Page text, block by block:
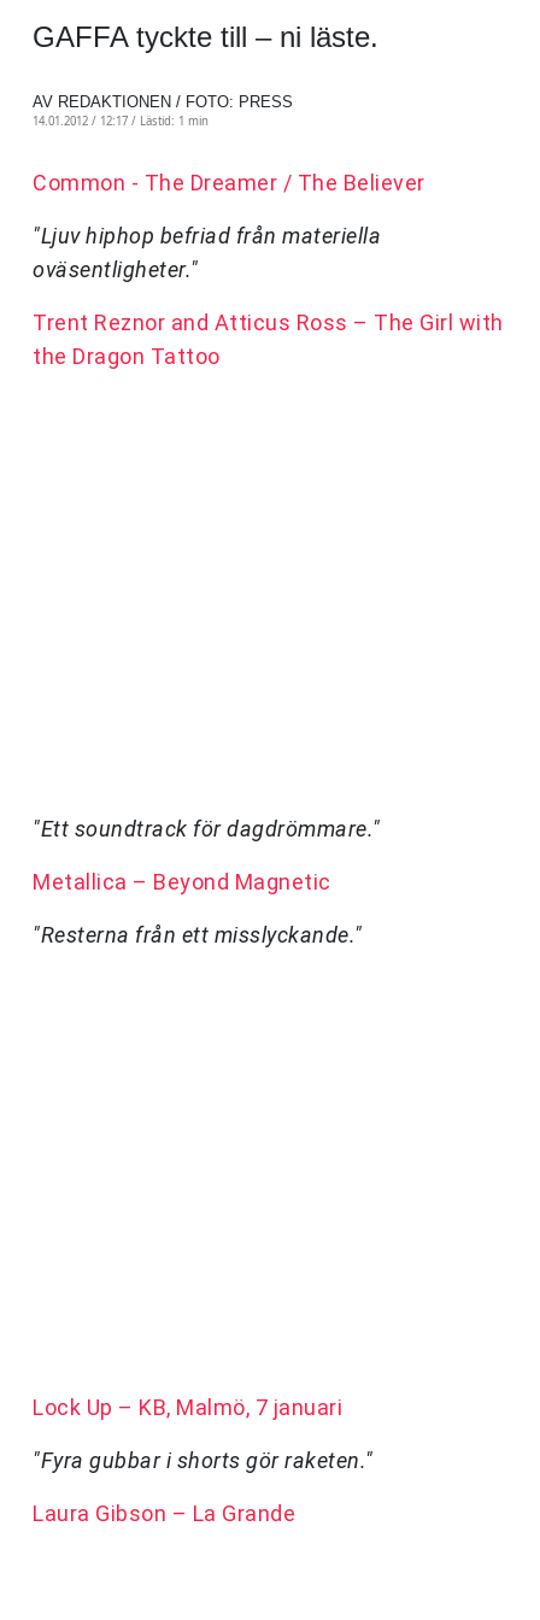
GAFFA tyckte till – ni läste.
AV REDAKTIONEN / FOTO: PRESS
14.01.2012 / 12:17 / Lästid: 1 min
Common - The Dreamer / The Believer
"Ljuv hiphop befriad från materiella
oväsentligheter."
Trent Reznor and Atticus Ross – The Girl with
the Dragon Tattoo
"Ett soundtrack för dagdrömmare."
Metallica – Beyond Magnetic
"Resterna från ett misslyckande."
Lock Up – KB, Malmö, 7 januari
"Fyra gubbar i shorts gör raketen."
Laura Gibson – La Grande